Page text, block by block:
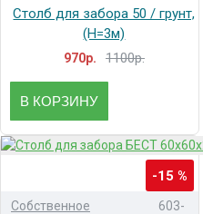
Столб для забора 50 / грунт,
(H=3м)
970р. 1100р.
В КОРЗИНУ
-15 %
Собственное
603-